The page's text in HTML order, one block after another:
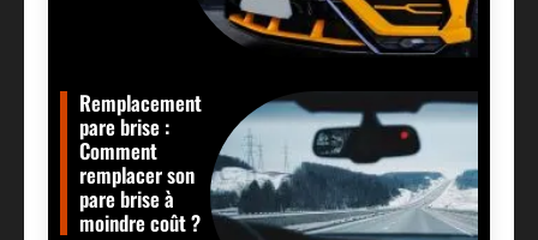
Remplacement
pare brise :
Comment
remplacer son
pare brise à
moindre coût ?